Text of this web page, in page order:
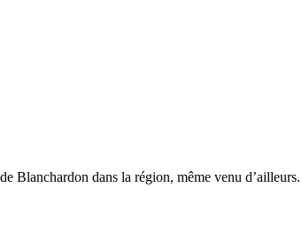
Blanchardon dans la région, même venu d’ailleurs.